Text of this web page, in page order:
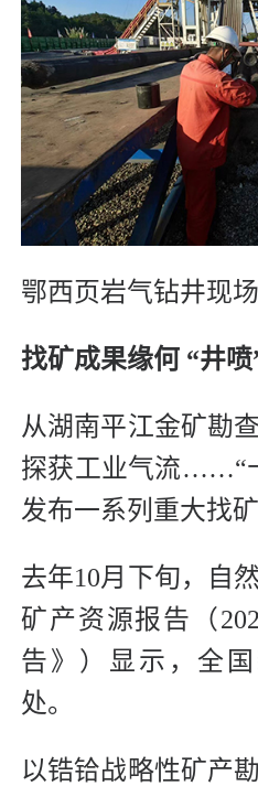
鄂西页岩气钻井现
找矿成果缘何 “井喷
从湖南平江金矿勘
探获工业气流……“
发布一系列重大找矿
去年10月下旬，自
矿产资源报告（
告》）显示，全
处。
以锆铪战略性矿产